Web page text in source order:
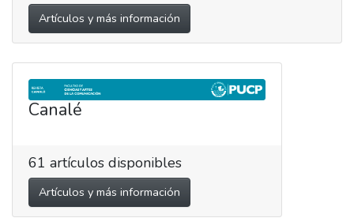
Artículos y más información
Canalé
61 artículos disponibles
Artículos y más información